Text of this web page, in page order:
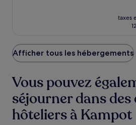
taxes
Afficher tous les hébergements
Vous pouvez
séjourner dans
hôteliers à Kampot